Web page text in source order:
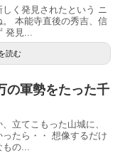
く発見されたという ニ
。 本能寺直後の秀吉、信
見...
読む
の軍勢をたった千
立てこもった山城に、
たら・・ 想像するだけ
の...